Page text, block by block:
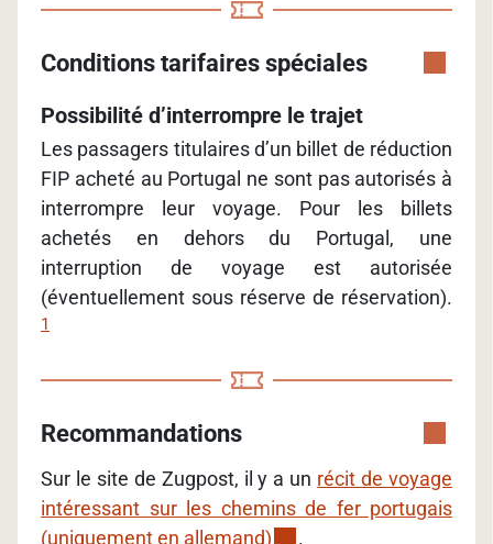
Conditions tarifaires spéciales
Possibilité d’interrompre le trajet
Les passagers titulaires d’un billet de réduction
FIP acheté au Portugal ne sont pas autorisés à
interrompre leur voyage. Pour les billets
achetés en dehors du Portugal, une
interruption de voyage est autorisée
(éventuellement sous réserve de réservation).
1
Recommandations
Sur le site de Zugpost, il y a un récit de voyage
intéressant sur les chemins de fer portugais
(uniquement en allemand)
.